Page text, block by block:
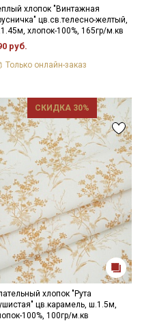
хлопок "Винтажная
цв.св.телесно-желтый,
хлопок-100%, 165гр/м.кв
руб.
Только онлайн-заказ
СКИДКА 30%
хлопок "Рута
цв.карамель, ш.1.5м,
100%, 100гр/м.кв